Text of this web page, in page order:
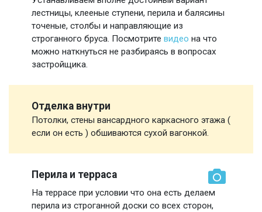
лестницы, клееные ступени, перила и балясины
точеные, столбы и направляющие из
строганного бруса. Посмотрите видео на что
можно наткнуться не разбираясь в вопросах
застройщика.
Отделка внутри
Потолки, стены вансардного каркасного этажа (
если он есть ) обшиваются сухой вагонкой.
Перила и терраса
На террасе при условии что она есть делаем
перила из строганной доски со всех сторон,